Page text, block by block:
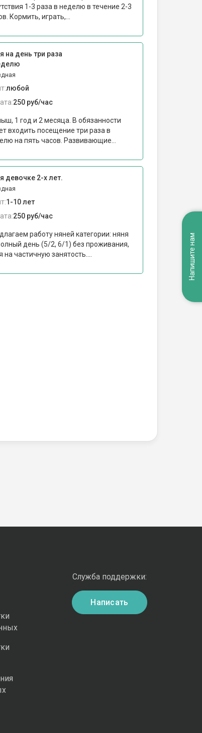
1-3 раза в неделю в течение 2-3
Кормить, играть,...
на день три раза
любой
250 руб/час
1 год и 2 месяца. В обязанности
входить посещение три раза в
на пять часов. Развивающие...
девочке 2-х лет.
1-10 лет
250 руб/час
работу няней категории: няня
день (5/2, 6/1) без проживания,
на частичную занятость....
Служба поддержки:
Написать
Напишите нам